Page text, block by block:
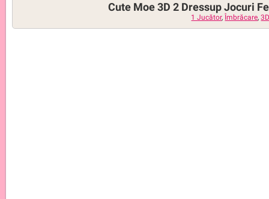
Cute Moe 3D 2 Dressup Jocuri
1 Jucător, Îmbrăcare,3D